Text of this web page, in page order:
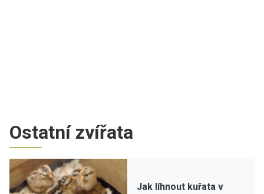
Ostatní zvířata
Jak líhnout kuřata v